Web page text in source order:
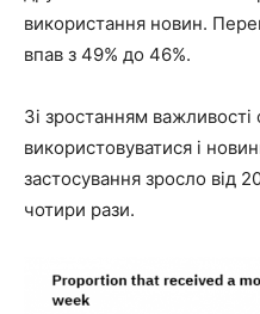
використання новин.
впав з 49% до 46%.
Зі зростанням
використовуватися і
застосування зросло від
чотири рази.